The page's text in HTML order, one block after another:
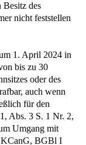
des
nicht feststellen
1. April 2024 in
bis zu 30
oder des
auch wenn
für den
Abs. 3 S. 1 Nr. 2,
Umgang mit
KCanG, BGBl I